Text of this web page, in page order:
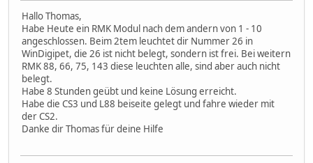
Hallo Thomas,
Habe Heute ein RMK Modul nach dem andern von 1 - 10
angeschlossen. Beim 2tem leuchtet dir Nummer 26 in
WinDigipet, die 26 ist nicht belegt, sondern ist frei. Bei weitern
RMK 88, 66, 75, 143 diese leuchten alle, sind aber auch nicht
belegt.
Habe 8 Stunden geübt und keine Lösung erreicht.
Habe die CS3 und L88 beiseite gelegt und fahre wieder mit
der CS2.
Danke dir Thomas für deine Hilfe